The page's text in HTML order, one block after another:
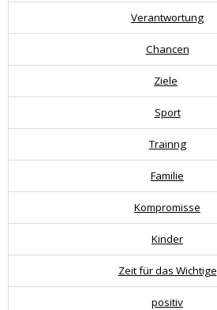
Verantwortung
Chancen
Ziele
Sport
Trainng
Familie
Kompromisse
Kinder
Zeit für das Wichtige
positiv